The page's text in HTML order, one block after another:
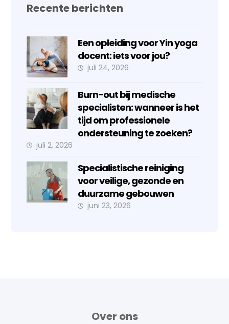
Recente berichten
Een opleiding voor Yin yoga
docent: iets voor jou?
juli 24, 2026
Burn-out bij medische
specialisten: wanneer is het
tijd om professionele
ondersteuning te zoeken?
juli 2, 2026
Specialistische reiniging
voor veilige, gezonde en
duurzame gebouwen
juni 23, 2026
Over ons